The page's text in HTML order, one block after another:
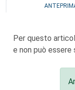
Per questo
e non può